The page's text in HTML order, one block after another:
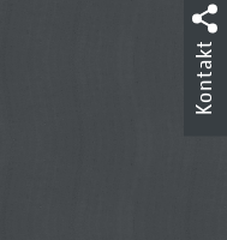
Kontakt